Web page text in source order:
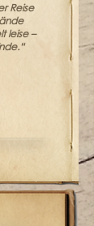
Reise
leise –